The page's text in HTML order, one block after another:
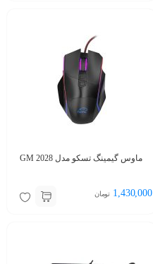
ماوس گیمینگ تسکو مدل GM 2028
1,430,000 تومان